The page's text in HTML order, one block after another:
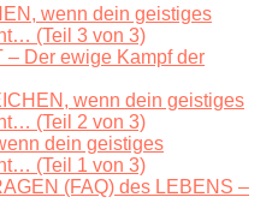
wenn dein geistiges
(Teil 3 von 3)
– Der ewige Kampf der
wenn dein geistiges
(Teil 2 von 3)
dein geistiges
(Teil 1 von 3)
(FAQ) des LEBENS –